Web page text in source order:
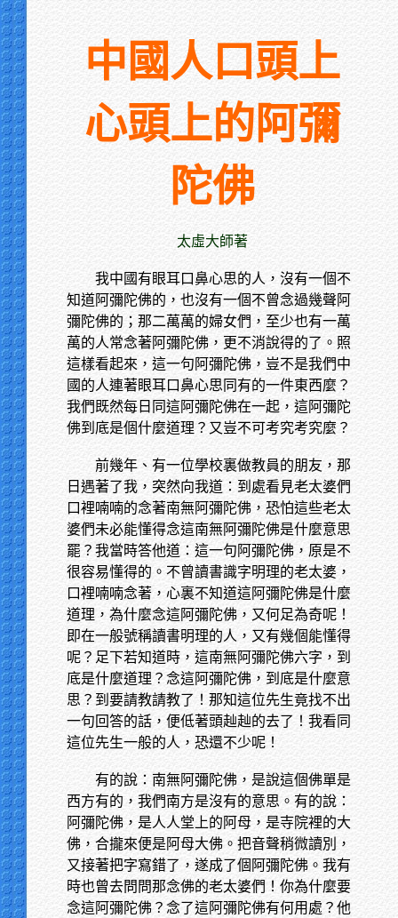
中國人口頭上
心頭上的阿彌
陀佛
太虛大師著
我中國有眼耳口鼻心思的人，沒有一個不
知道阿彌陀佛的，也沒有一個不曾念過幾聲阿
彌陀佛的；那二萬萬的婦女們，至少也有一萬
萬的人常念著阿彌陀佛，更不消說得的了。照
這樣看起來，這一句阿彌陀佛，豈不是我們中
國的人連著眼耳口鼻心思同有的一件東西麼？
我們既然每日同這阿彌陀佛在一起，這阿彌陀
佛到底是個什麼道理？又豈不可考究考究麼？
前幾年、有一位學校裏做教員的朋友，那
日遇著了我，突然向我道：到處看見老太婆們
口裡喃喃的念著南無阿彌陀佛，恐怕這些老太
婆們未必能懂得念這南無阿彌陀佛是什麼意思
罷？我當時答他道：這一句阿彌陀佛，原是不
很容易懂得的。不曾讀書識字明理的老太婆，
口裡喃喃念著，心裏不知道這阿彌陀佛是什麼
道理，為什麼念這阿彌陀佛，又何足為奇呢！
即在一般號稱讀書明理的人，又有幾個能懂得
呢？足下若知道時，這南無阿彌陀佛六字，到
底是什麼道理？念這阿彌陀佛，到底是什麼意
思？到要請教請教了！那知這位先生竟找不出
一句回答的話，便低著頭赸赸的去了！我看同
這位先生一般的人，恐還不少呢！
有的說：南無阿彌陀佛，是說這個佛單是
西方有的，我們南方是沒有的意思。有的說：
阿彌陀佛，是人人堂上的阿母，是寺院裡的大
佛，合攏來便是阿母大佛。把音聲稍微讀別，
又接著把字寫錯了，遂成了個阿彌陀佛。我有
時也曾去問問那念佛的老太婆們！你為什麼要
念這阿彌陀佛？念了這阿彌陀佛有何用處？他